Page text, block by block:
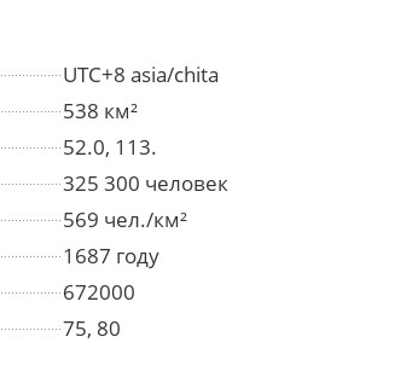
UTC+8 asia/chita
538 км²
52.0, 113.
325 300 человек
569 чел./км²
1687 году
672000
75, 80